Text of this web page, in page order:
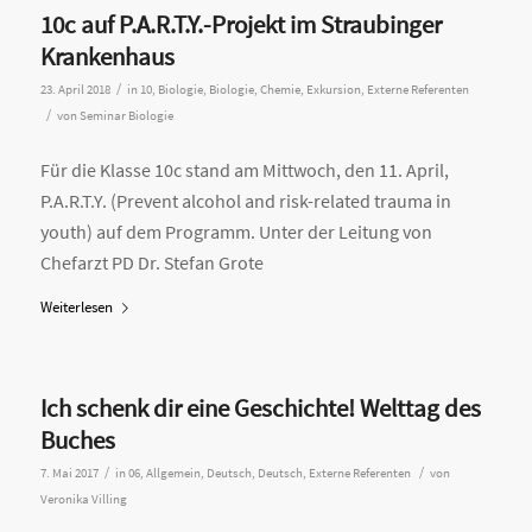
10c auf P.A.R.T.Y.-Projekt im Straubinger
Krankenhaus
23. April 2018 / in 10, Biologie, Biologie, Chemie, Exkursion, Externe Referenten
/ von Seminar Biologie
Für die Klasse 10c stand am Mittwoch, den 11. April,
P.A.R.T.Y. (Prevent alcohol and risk-related trauma in
youth) auf dem Programm. Unter der Leitung von
Chefarzt PD Dr. Stefan Grote
Weiterlesen
Ich schenk dir eine Geschichte! Welttag des
Buches
7. Mai 2017 / in 06, Allgemein, Deutsch, Deutsch, Externe Referenten / von
Veronika Villing